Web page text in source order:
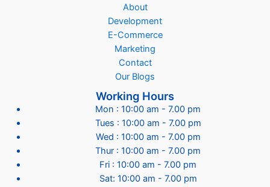
About
Development
E-Commerce
Marketing
Contact
Our Blogs
Working Hours
Mon : 10:00 am - 7.00 pm
Tues : 10:00 am - 7.00 pm
Wed : 10:00 am - 7.00 pm
Thur : 10:00 am - 7.00 pm
Fri : 10:00 am - 7.00 pm
Sat: 10:00 am - 7.00 pm